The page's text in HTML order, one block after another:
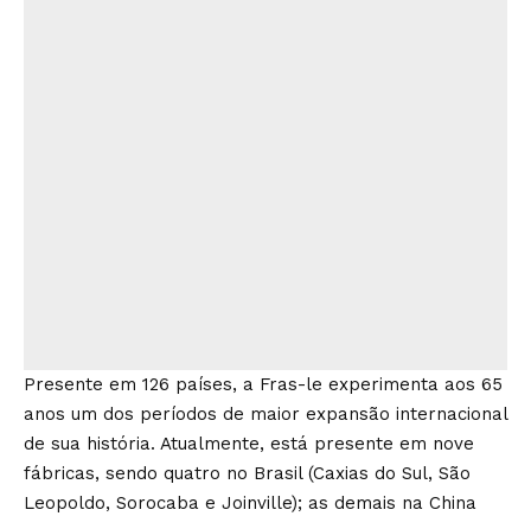
Presente em 126 países, a Fras-le experimenta aos 65
anos um dos períodos de maior expansão internacional
de sua história. Atualmente, está presente em nove
fábricas, sendo quatro no Brasil (Caxias do Sul, São
Leopoldo, Sorocaba e Joinville); as demais na China